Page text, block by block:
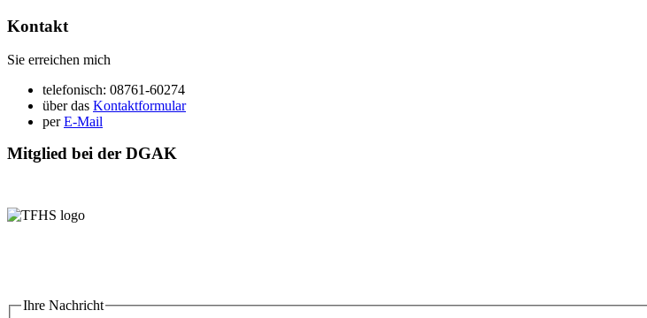
Kontakt
Sie erreichen mich
telefonisch: 08761-60274
über das Kontaktformular
perE-Mail
Mitglied bei der DGAK
Ihre Nachricht